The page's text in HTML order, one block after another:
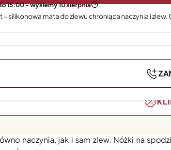
15:00 - wyślemy 10 sierpnia
– silikonowa mata do zlewu chroniąca naczynia i
naczynia, jak i sam zlew. Nóżki na